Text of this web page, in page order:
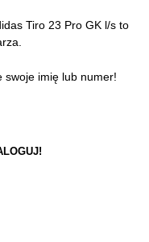
Tiro 23 Pro GK l/s to
swoje imię lub numer!